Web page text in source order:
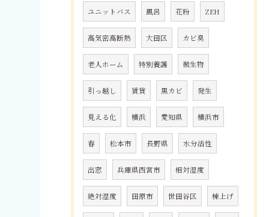
ユニットバス 風呂 花粉 ZEH
高気密高断熱 大田区 カビ臭
老人ホーム 特別養護 微生物
引っ越し 賃貸 黒カビ 発生
見える化 横浜 愛知県 横浜市
春 松本市 長野県 水分活性
出窓 兵庫県西宮市 相対湿度
絶対湿度 田原市 世田谷区 棟上げ